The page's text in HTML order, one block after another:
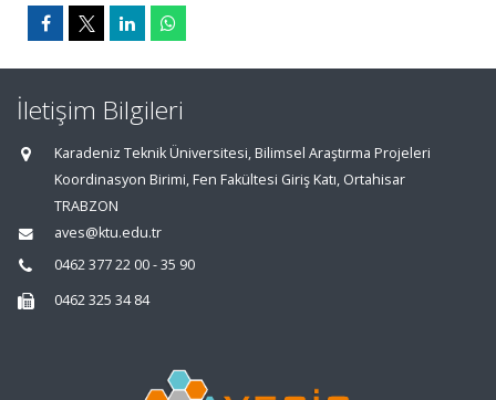
İletişim Bilgileri
Karadeniz Teknik Üniversitesi, Bilimsel Araştırma Projeleri
Koordinasyon Birimi, Fen Fakültesi Giriş Katı, Ortahisar
TRABZON
aves@ktu.edu.tr
0462 377 22 00 - 35 90
0462 325 34 84